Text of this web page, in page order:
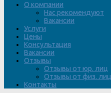
О компании
Нас рекомендуют
Вакансии
Услуги
Цены
Консультация
Вакансии
Отзывы
Отзывы от юр. лиц
Отзывы от физ. лиц
Контакты